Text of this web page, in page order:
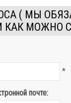
( МЫ
КАК МОЖНО
*
почте: